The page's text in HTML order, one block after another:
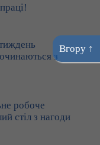
з
робоче
стіл з нагоди
Вгору ↑